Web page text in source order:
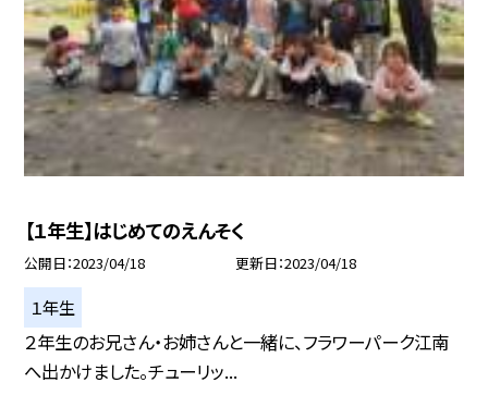
【１年生】はじめてのえんそく
公開日 2023/04/18 更新日 2023/04/18
１年生
２年生のお兄さん・お姉さんと一緒に、フラワーパーク江南
へ出かけました。チューリッ...